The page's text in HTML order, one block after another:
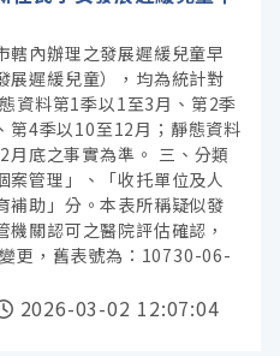
轄內辦理之發展遲緩兒童早
展遲緩兒童），均為統計對
資料第1季以1至3月、第2季
第4季以10至12月；靜態資料
底之事實為準。 三、分類
案管理」、「收托單位及人
補助」分。本表所稱疑似發
關認可之醫院評估確認，
更，舊表號為：10730-06-
2026-03-02 12:07:04